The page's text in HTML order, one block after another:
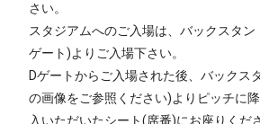
さい。
スタジアムへのご入場は、バックスタン
ゲート)よりご入場下さい。
Dゲートからご入場された後、バックス
の画像をご参照ください)よりピッチに
入いただいたシート(席番)にお座りくだ